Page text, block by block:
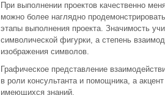
При выполнении проектов качественно
можно более наглядно
этапы выполнения проекта. Значимость
символической фигурки, а степень
изображения символов.
Графическое представление
в роли консультанта и помощ­ника, а
имеющихся знаний.